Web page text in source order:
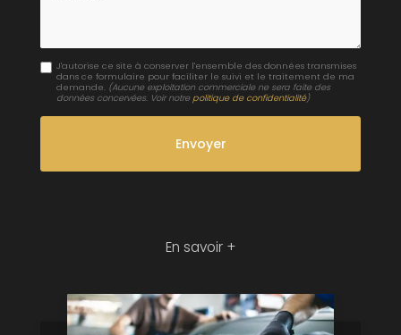
J'autorise ce site à conserver l'ensemble des données transmises
dans ce formulaire pour faciliter le suivi et le traitement de ma
demande. (Aucune exploitation commerciale ne sera faite des
données concervées. Voir notre politique de confidentialité)
En savoir +